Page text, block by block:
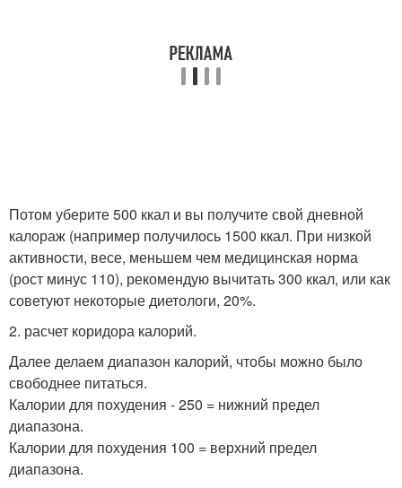
Потом уберите 500 ккал и вы получите свой дневной
калораж (например получилось 1500 ккал. При низкой
активности, весе, меньшем чем медицинская норма
(рост минус 110), рекомендую вычитать 300 ккал, или как
советуют некоторые диетологи, 20%.
2. расчет коридора калорий.
Далее делаем диапазон калорий, чтобы можно было
свободнее питаться.
Калории для похудения - 250 = нижний предел
диапазона.
Калории для похудения 100 = верхний предел
диапазона.